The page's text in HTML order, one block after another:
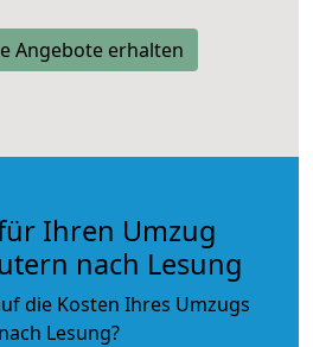
Angebote erhalten
Ihren Umzug
nach Lesung
die Kosten Ihres Umzugs
Lesung?